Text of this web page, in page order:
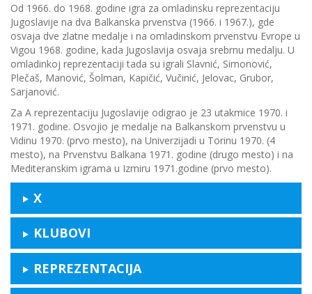
Od 1966. do 1968. godine igra za omladinsku reprezentaciju
Jugoslavije na dva Balkanska prvenstva (1966. i 1967.), gde
osvaja dve zlatne medalje i na omladinskom prvenstvu Evrope u
Vigou 1968. godine, kada Jugoslavija osvaja srebrnu medalju. U
omladinkoj reprezentaciji tada su igrali Slavnić, Simonović,
Plečaš, Manović, Šolman, Kapičić, Vučinić, Jelovac, Grubor,
Sarjanović.
Za A reprezentaciju Jugoslavije odigrao je 23 utakmice 1970. i
1971. godine. Osvojio je medalje na Balkanskom prvenstvu u
Vidinu 1970. (prvo mesto), na Univerzijadi u Torinu 1970. (4
mesto), na Prvenstvu Balkana 1971. godine (drugo mesto) i na
Mediteranskim igrama u Izmiru 1971.godine (prvo mesto).
X
KLUBOVI
REPREZENTACIJA